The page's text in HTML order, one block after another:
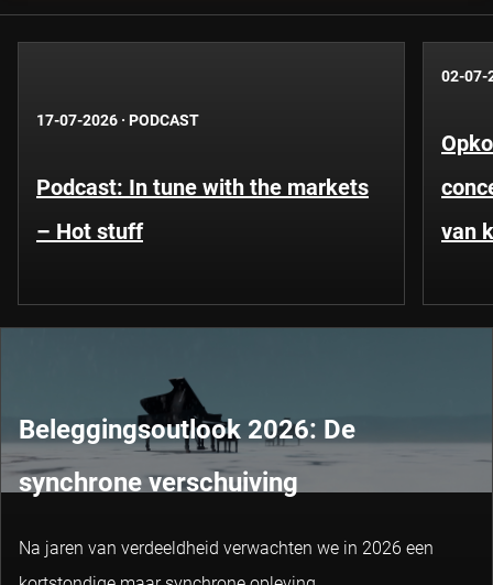
17-07-2026 · PODCAST
Podcast: In tune with the markets
– Hot stuff
02-07-
van
Beleggingsoutlook 2026: De
synchrone verschuiving
Na jaren van verdeeldheid verwachten we in 2026 een